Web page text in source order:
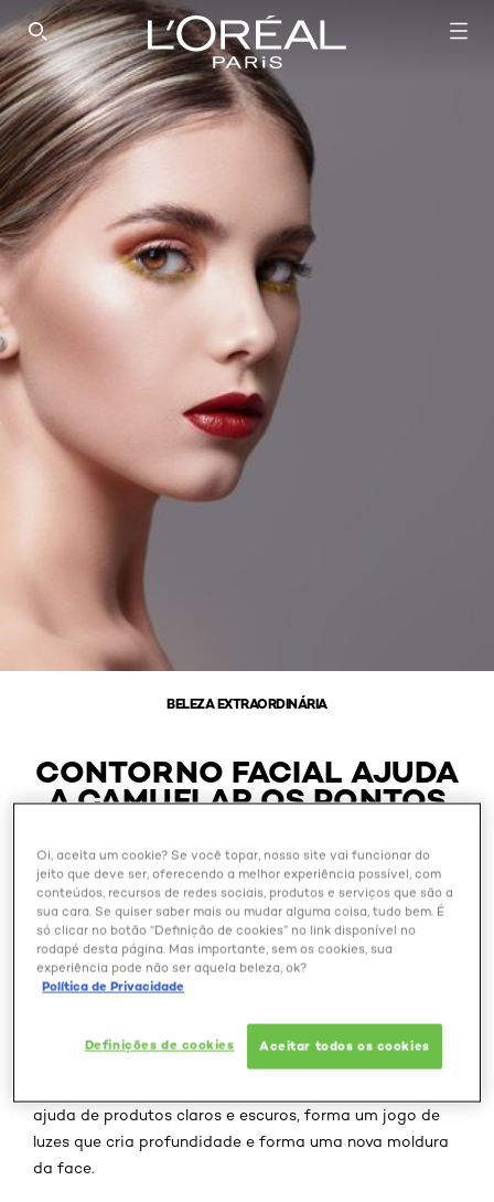
SEARCH THIS SITE
BELEZA EXTRAORDINÁRIA
CONTORNO FACIAL AJUDA
A CAMUFLAR OS PONTOS
Outubro 28, 2024
Afinar o rosto, diminuir o nariz, aumentar a testa e
ajuda de produtos claros e escuros, forma um jogo de
luzes que cria profundidade e forma uma nova moldura
da face.
Oi, aceita um cookie? Se você topar, nosso site vai funcionar do
jeito que deve ser, oferecendo a melhor experiência possível, com
conteúdos, recursos de redes sociais, produtos e serviços que são a
sua cara. Se quiser saber mais ou mudar alguma coisa, tudo bem. É
só clicar no botão “Definição de cookies” no link disponível no
rodapé desta página. Mas importante, sem os cookies, sua
experiência pode não ser aquela beleza, ok?
Política de Privacidade
Definições de cookies Aceitar todos os cookies